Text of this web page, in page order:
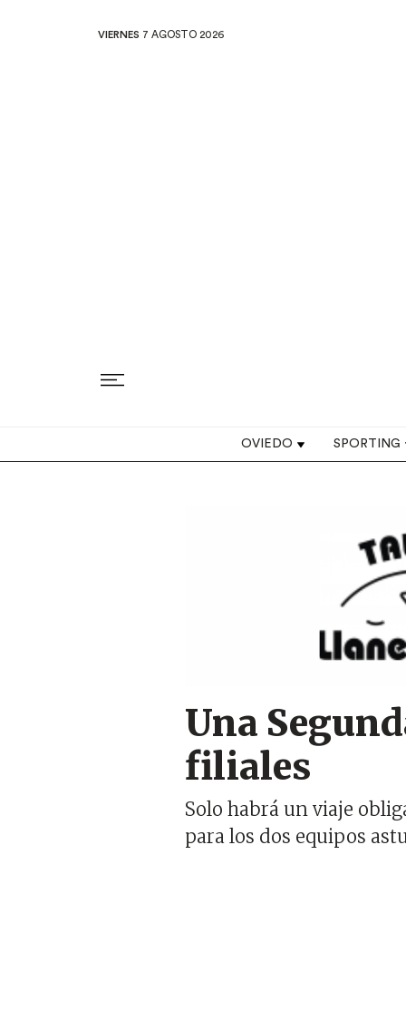
VIERNES 7 AGOSTO 2026
Top navigation
OVIEDO SPORTING
Una
filiales
Solo habrá un viaje
para los dos equipos